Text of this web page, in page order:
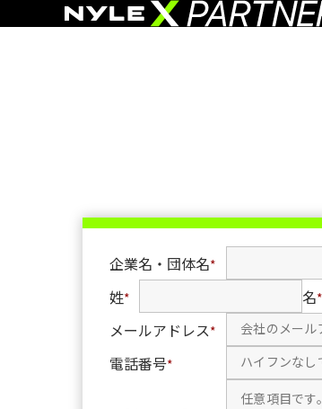
企業名・団体名*
姓* 名*
メールアドレス*
電話番号*